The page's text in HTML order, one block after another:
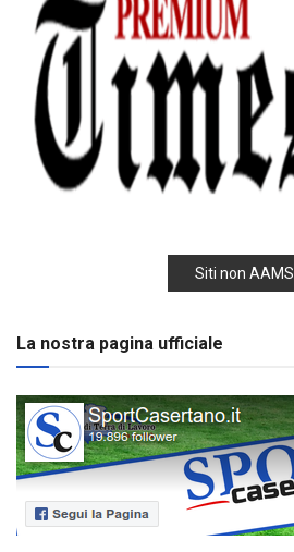
Siti non AAMS
La nostra pagina ufficiale